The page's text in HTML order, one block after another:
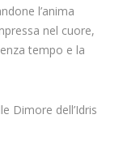
l’anima
nel cuore,
tempo e la
Dimore dell’Idris